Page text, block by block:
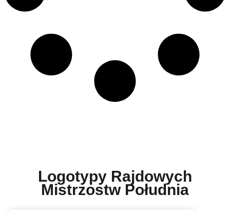
Logotypy Rajdowych
Mistrzostw Południa